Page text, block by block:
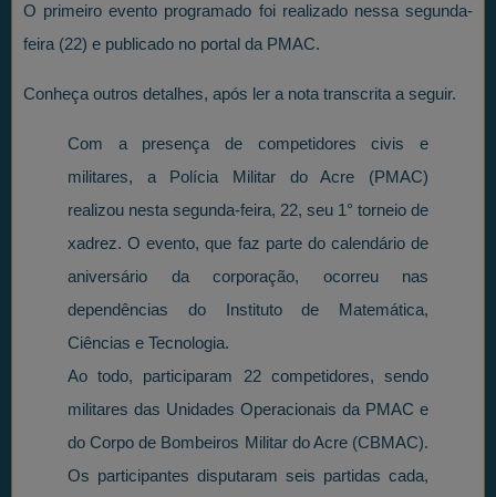
O primeiro evento programado foi realizado nessa segunda-
feira (22) e publicado no portal da PMAC.
Conheça outros detalhes, após ler a nota transcrita a seguir.
Com a presença de competidores civis e
militares, a Polícia Militar do Acre (PMAC)
realizou nesta segunda-feira, 22, seu 1° torneio de
xadrez. O evento, que faz parte do calendário de
aniversário da corporação, ocorreu nas
dependências do Instituto de Matemática,
Ciências e Tecnologia.
Ao todo, participaram 22 competidores, sendo
militares das Unidades Operacionais da PMAC e
do Corpo de Bombeiros Militar do Acre (CBMAC).
Os participantes disputaram seis partidas cada,